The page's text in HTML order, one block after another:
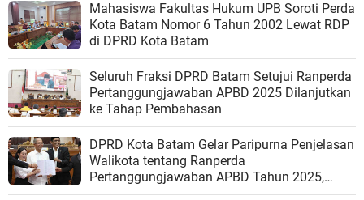
Mahasiswa Fakultas Hukum UPB Soroti Perda
Kota Batam Nomor 6 Tahun 2002 Lewat RDP
di DPRD Kota Batam
Seluruh Fraksi DPRD Batam Setujui Ranperda
Pertanggungjawaban APBD 2025 Dilanjutkan
ke Tahap Pembahasan
DPRD Kota Batam Gelar Paripurna Penjelasan
Walikota tentang Ranperda
Pertanggungjawaban APBD Tahun 2025,
Apresiasi Pemko Raih WTP ke-14 Berturut-